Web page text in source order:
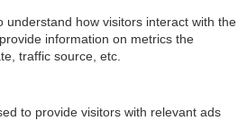
understand how visitors interact with the
information on metrics the
traffic source, etc.
to provide visitors with relevant ads